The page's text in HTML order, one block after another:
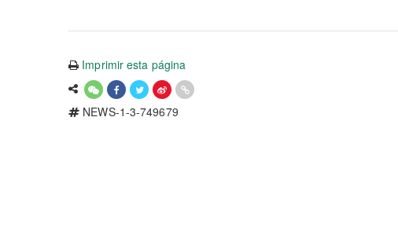
Imprimir esta página
NEWS-1-3-749679